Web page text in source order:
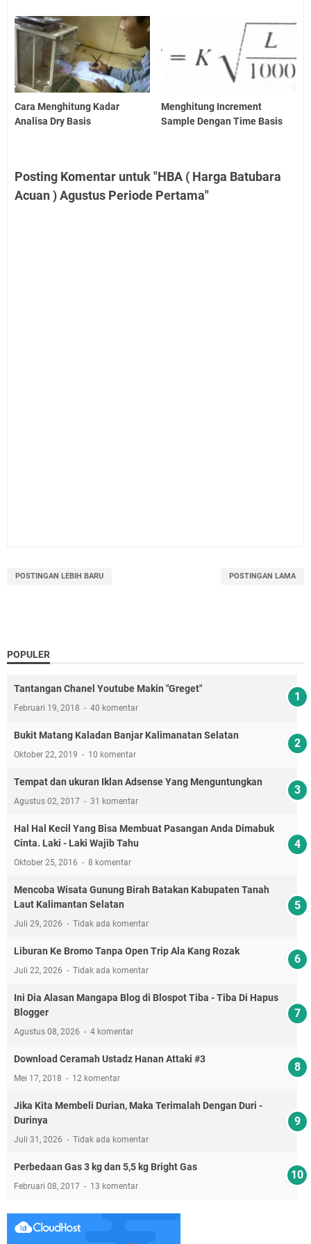
Cara Menghitung Kadar
Analisa Dry Basis
Menghitung Increment
Sample Dengan Time Basis
Posting Komentar untuk "HBA ( Harga Batubara
Acuan ) Agustus Periode Pertama"
POSTINGAN LEBIH BARU POSTINGAN LAMA
POPULER
Tantangan Chanel Youtube Makin "Greget"
Februari 19, 2018 40 komentar
Bukit Matang Kaladan Banjar Kalimanatan Selatan
Oktober 22, 2019 10 komentar
Tempat dan ukuran Iklan Adsense Yang Menguntungkan
Agustus 02, 2017 31 komentar
Hal Hal Kecil Yang Bisa Membuat Pasangan Anda Dimabuk
Cinta. Laki - Laki Wajib Tahu
Oktober 25, 2016 8 komentar
Mencoba Wisata Gunung Birah Batakan Kabupaten Tanah
Laut Kalimantan Selatan
Juli 29, 2026 Tidak ada komentar
Liburan Ke Bromo Tanpa Open Trip Ala Kang Rozak
Juli 22, 2026 Tidak ada komentar
Ini Dia Alasan Mangapa Blog di Blospot Tiba - Tiba Di Hapus
Blogger
Agustus 08, 2026 4 komentar
Download Ceramah Ustadz Hanan Attaki #3
Mei 17, 2018 12 komentar
Jika Kita Membeli Durian, Maka Terimalah Dengan Duri -
Durinya
Juli 31, 2026 Tidak ada komentar
Perbedaan Gas 3 kg dan 5,5 kg Bright Gas
Februari 08, 2017 13 komentar